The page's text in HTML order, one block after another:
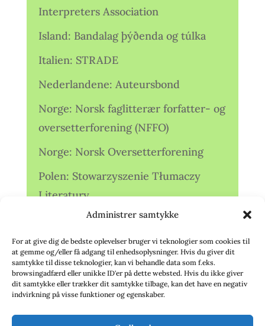
Administrer samtykke
For at give dig de bedste oplevelser bruger vi teknologier som cookies til
at gemme og/eller få adgang til enhedsoplysninger. Hvis du giver dit
samtykke til disse teknologier, kan vi behandle data som f.eks.
browsingadfærd eller unikke ID'er på dette websted. Hvis du ikke giver
dit samtykke eller trækker dit samtykke tilbage, kan det have en negativ
indvirkning på visse funktioner og egenskaber.
Interpreters Association
Island: Bandalag þýðenda og túlka
Italien: STRADE
Nederlandene: Auteursbond
Norge: Norsk faglitterær forfatter- og
oversetterforening (NFFO)
Norge: Norsk Oversetterforening
Polen: Stowarzyszenie Tłumaczy
Literatury
Storbritannien: Translators
Association (TA)
Sverige: Översättarsektionen (Ö.)
Sverige: Översättarcentrum (ÖC)